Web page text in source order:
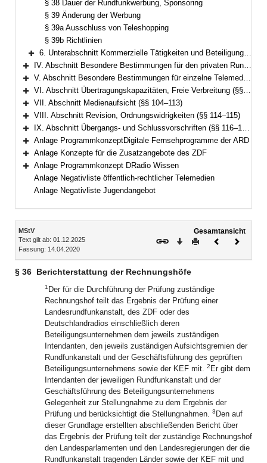
§ 38 Dauer der Rundfunkwerbung, Sponsoring
§ 39 Änderung der Werbung
§ 39a Ausschluss von Teleshopping
§ 39b Richtlinien
Bereich erweitern
6. Unterabschnitt Kommerzielle Tätigkeiten und Beteiligungen (§§ 40–49)
Bereich erweitern
IV. Abschnitt Besondere Bestimmungen für den privaten Rundfunk (§§ 50–73)
Bereich erweitern
V. Abschnitt Besondere Bestimmungen für einzelne Telemedien (§§ 74–99e)
Bereich erweitern
VI. Abschnitt Übertragungskapazitäten, Freie Verbreitung (§§ 100–103)
Bereich erweitern
VII. Abschnitt Medienaufsicht (§§ 104–113)
Bereich erweitern
VIII. Abschnitt Revision, Ordnungswidrigkeiten (§§ 114–115)
Bereich erweitern
IX. Abschnitt Übergangs- und Schlussvorschriften (§§ 116–122)
Bereich erweitern
Anlage ProgrammkonzeptDigitale Fernsehprogramme der ARD
Bereich erweitern
Anlage Konzepte für die Zusatzangebote des ZDF
Bereich erweitern
Anlage Programmkonzept DRadio Wissen
Anlage Negativliste öffentlich-rechtlicher Telemedien
Anlage Negativliste Jugendangebot
Inhalt
MStV
Text gilt ab: 01.12.2025
Fassung: 14.04.2020
Gesamtansicht
Download
DruckenVorheriges
§ 36 Berichterstattung der Rechnungshöfe
1 Der für die Durchführung der Prüfung zuständige
Rechnungshof teilt das Ergebnis der Prüfung einer
Landesrundfunkanstalt, des ZDF oder des
Deutschlandradios einschließlich deren
Beteiligungsunternehmen dem jeweils zuständigen
Intendanten, den jeweils zuständigen Aufsichtsgremien der
Rundfunkanstalt und der Geschäftsführung des geprüften
Beteiligungsunternehmens sowie der KEF mit. 2 Er gibt dem
Intendanten der jeweiligen Rundfunkanstalt und der
Geschäftsführung des Beteiligungsunternehmens
Gelegenheit zur Stellungnahme zu dem Ergebnis der
Prüfung und berücksichtigt die Stellungnahmen. 3 Den auf
dieser Grundlage erstellten abschließenden Bericht über
das Ergebnis der Prüfung teilt der zuständige Rechnungshof
den Landesparlamenten und den Landesregierungen der die
Rundfunkanstalt tragenden Länder sowie der KEF mit und